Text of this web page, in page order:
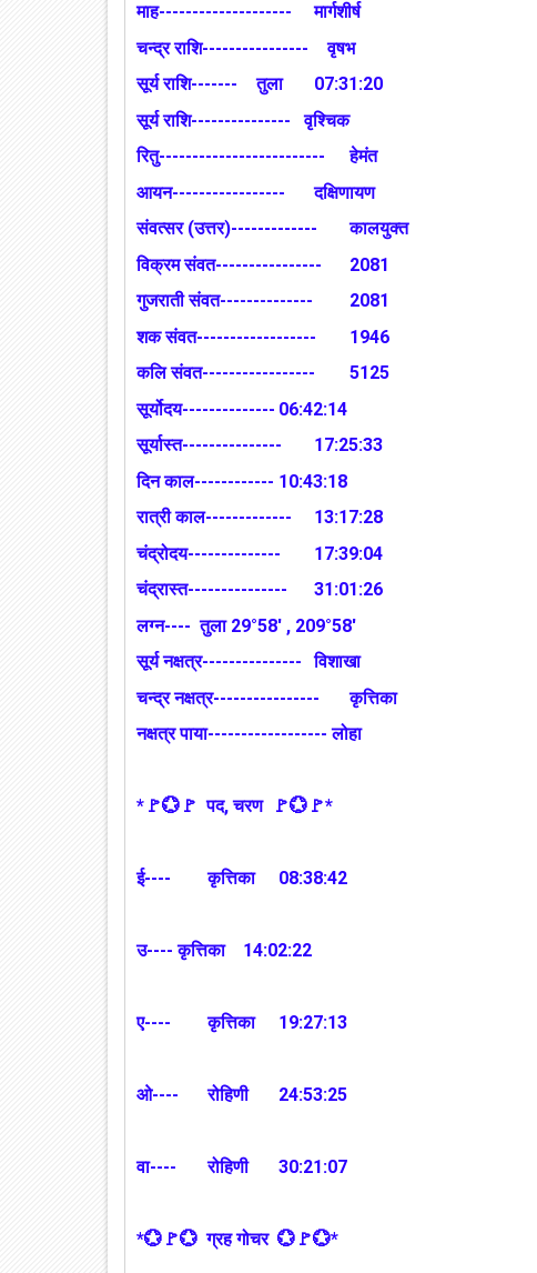
माह--------------------
मार्गशीर्ष
चन्द्र राशि----------------
वृषभ
सूर्य राशि-------
तुला
07:31:20
सूर्य राशि--------------- वृश्चिक
रितु-------------------------
हेमंत
आयन-----------------
दक्षिणायण
संवत्सर (उत्तर)-------------
कालयुक्त
विक्रम संवत----------------
2081
गुजराती संवत--------------
2081
शक संवत------------------
1946
कलि संवत-----------------
5125
सूर्योदय-------------- 06:42:14
सूर्यास्त---------------
17:25:33
दिन काल------------ 10:43:18
रात्री काल-------------
13:17:28
चंद्रोदय--------------
17:39:04
चंद्रास्त---------------
31:01:26
लग्न---- तुला 29°58' , 209°58'
सूर्य नक्षत्र---------------
विशाखा
चन्द्र नक्षत्र----------------
कृत्तिका
नक्षत्र पाया------------------ लोहा
*🚩💮🚩 पद, चरण 🚩💮🚩*
ई---- कृत्तिका 08:38:42
उ---- कृत्तिका 14:02:22
ए---- कृत्तिका 19:27:13
ओ---- रोहिणी 24:53:25
वा---- रोहिणी 30:21:07
*💮🚩💮 ग्रह गोचर 💮🚩💮*